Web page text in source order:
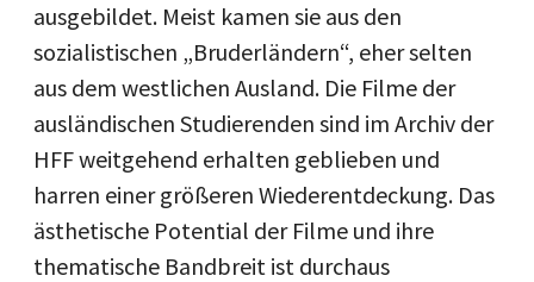
ausgebildet. Meist kamen sie aus den
sozialistischen „Bruderländern“, eher selten
aus dem westlichen Ausland. Die Filme der
ausländischen Studierenden sind im Archiv der
HFF weitgehend erhalten geblieben und
harren einer größeren Wiederentdeckung. Das
ästhetische Potential der Filme und ihre
thematische Bandbreit ist durchaus